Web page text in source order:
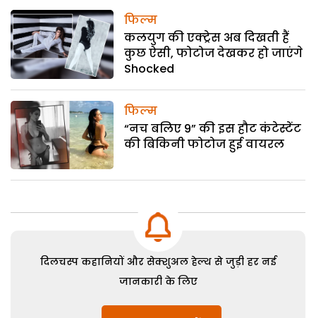
फिल्म
कलयुग की एक्ट्रेस अब दिखती हैं
कुछ ऐसी, फोटोज देखकर हो जाएंगे
Shocked
फिल्म
“नच बलिए 9” की इस हौट कंटेस्टेंट
की बिकिनी फोटोज हुई वायरल
दिलचस्प कहानियों और सेक्शुअल हेल्थ से जुड़ी हर नई
जानकारी के लिए